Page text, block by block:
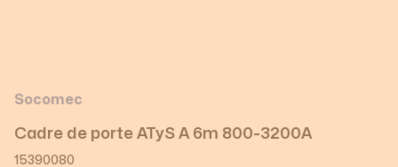
Socomec
Cadre de porte ATyS A 6m 800-3200A
15390080